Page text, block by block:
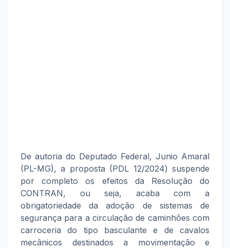
De autoria do Deputado Federal, Junio Amaral
(PL-MG), a proposta (PDL 12/2024) suspende
por completo os efeitos da Resolução do
CONTRAN, ou seja, acaba com a
obrigatoriedade da adoção de sistemas de
segurança para a circulação de caminhões com
carroceria do tipo basculante e de cavalos
mecânicos destinados a movimentação e